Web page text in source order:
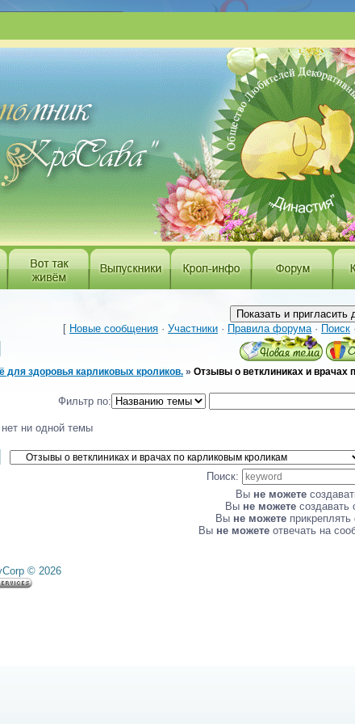
[ Новые сообщения · Участники · Правила форума· Поиск ·
для здоровья карликовых кроликов. » Отзывы о ветклиниках и врачах
Фильтр по:
ни одной темы
Поиск:
Вы не можете
Вы не можете создавать
Вы не можете
Вы не можете отвечать на
© 2026